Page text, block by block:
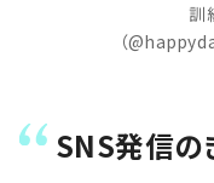
訓
（
SNS発信の